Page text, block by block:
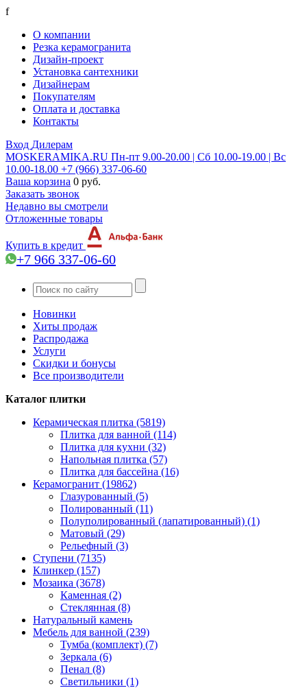
f
О компании
Резка керамогранита
Дизайн-проект
Установка сантехники
Дизайнерам
Покупателям
Оплата и доставка
Контакты
Вход Дилерам
MOSKERAMIKA.RU Пн-пт 9.00-20.00 | Сб 10.00-19.00 | Вс
10.00-18.00 +7 (966) 337-06-60
Ваша корзина 0 руб.
Заказать звонок
Недавно вы смотрели
Отложенные товары
Купить в кредит
+7 966 337-06-60
Новинки
Хиты продаж
Распродажа
Услуги
Скидки и бонусы
Все производители
Каталог плитки
Керамическая плитка (5819)
Плитка для ванной (114)
Плитка для кухни (32)
Напольная плитка (57)
Плитка для бассейна (16)
Керамогранит (19862)
Глазурованный (5)
Полированный (11)
Полуполированный (лапатированный) (1)
Матовый (29)
Рельефный (3)
Ступени (7135)
Клинкер (157)
Мозаика (3678)
Каменная (2)
Стеклянная (8)
Натуральный камень
Мебель для ванной (239)
Тумба (комплект) (7)
Зеркала (6)
Пенал (8)
Светильники (1)